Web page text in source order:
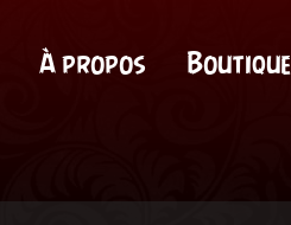
À propos Boutique